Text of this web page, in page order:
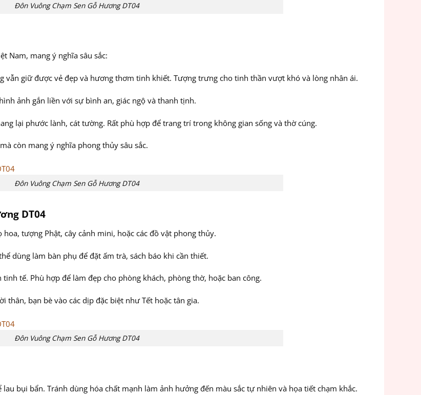
Đôn Vuông Chạm Sen Gỗ Hương DT04
Nam, mang ý nghĩa sâu sắc:
vẫn giữ được vẻ đẹp và hương thơm tinh khiết. Tượng trưng cho tinh thần vượt khó và lòng nhân ái.
ảnh gắn liền với sự bình an, giác ngộ và thanh tịnh.
lại phước lành, cát tường. Rất phù hợp để trang trí trong không gian sống và thờ cúng.
còn mang ý nghĩa phong thủy sâu sắc.
Đôn Vuông Chạm Sen Gỗ Hương DT04
DT04
tượng Phật, cây cảnh mini, hoặc các đồ vật phong thủy.
dùng làm bàn phụ để đặt ấm trà, sách báo khi cần thiết.
tế. Phù hợp để làm đẹp cho phòng khách, phòng thờ, hoặc ban công.
thân, bạn bè vào các dịp đặc biệt như Tết hoặc tân gia.
Đôn Vuông Chạm Sen Gỗ Hương DT04
bụi bẩn. Tránh dùng hóa chất mạnh làm ảnh hưởng đến màu sắc tự nhiên và họa tiết chạm khắc.